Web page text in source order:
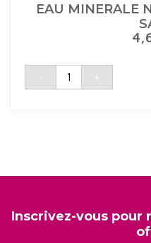
EAU MINERALE
-
quantité
EAU
+
Inscrivez-vous pour